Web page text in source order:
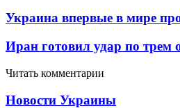
Украина впервые в мире
Иран готовил удар по
Читать комментарии
Новости Украины